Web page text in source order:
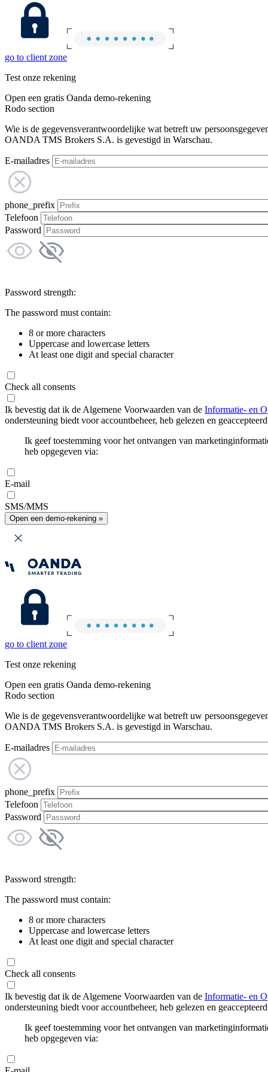
go to client zone
Test onze rekening
Open een gratis Oanda demo-rekening
Rodo section
Wie is de gegevensverantwoordelijke wat betreft uw
OANDA TMS Brokers S.A. is gevestigd in Warschau.
E-mailadres
phone_prefix
Telefoon
Password
Password strength:
The password must contain:
8 or more characters
Uppercase and lowercase letters
At least one digit and special character
Check all consents
Ik bevestig dat ik de Algemene Voorwaarden van de Informatie- en
ondersteuning biedt voor accountbeheer, heb gelezen en
Ik geef toestemming voor het ontvangen van
heb opgegeven via:
E-mail
SMS/MMS
Open een demo-rekening »
go to client zone
Test onze rekening
Open een gratis Oanda demo-rekening
Rodo section
Wie is de gegevensverantwoordelijke wat betreft uw
OANDA TMS Brokers S.A. is gevestigd in Warschau.
E-mailadres
phone_prefix
Telefoon
Password
Password strength:
The password must contain:
8 or more characters
Uppercase and lowercase letters
At least one digit and special character
Check all consents
Ik bevestig dat ik de Algemene Voorwaarden van de Informatie- en
ondersteuning biedt voor accountbeheer, heb gelezen en
Ik geef toestemming voor het ontvangen van
heb opgegeven via: